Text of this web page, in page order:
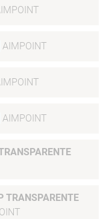
AIMPOINT
AIMPOINT
TRANSPARENTE